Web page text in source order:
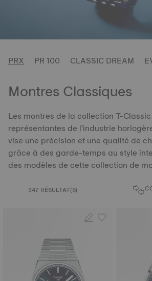
PRX PR 100 CLASSIC DREAM
Montres Classiques
Les montres de la collection T-
représentantes de l'industrie
vise une précision et une qualité de
grâce à des garde-temps au style
des modèles de cette collection de
347 RÉSULTAT(S)